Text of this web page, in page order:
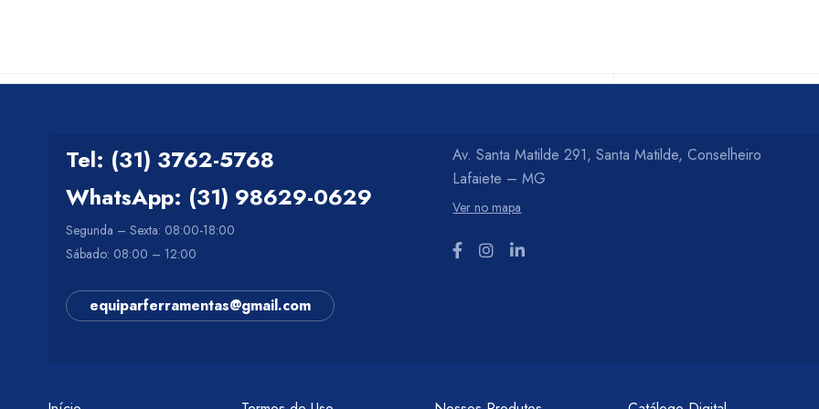
Tel: (31) 3762-5768
WhatsApp: (31) 98629-0629
Segunda – Sexta: 08:00-18:00
Sábado: 08:00 – 12:00
equiparferramentas@gmail.com
Av. Santa Matilde 291, Santa Matilde, Conselheiro
Lafaiete – MG
Ver no mapa